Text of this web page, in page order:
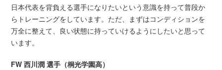
日本代表を背負える選手になりたいという意識を持って普段か
らトレーニングをしています。ただ、まずはコンディションを
万全に整えて、良い状態に持っていけるようにしたいと思って
います。
FW 西川潤 選手（桐光学園高）